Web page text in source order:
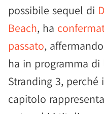
possibile sequel di
Beach, ha
passato,
ha in programma di
Stranding 3,
capitolo